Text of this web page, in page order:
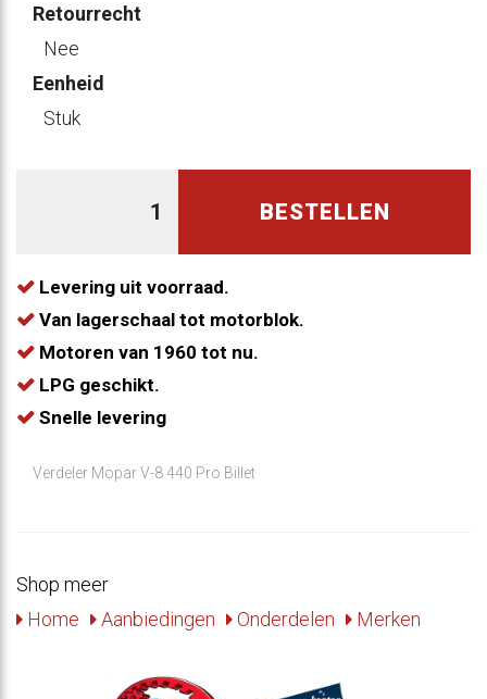
Retourrecht
Nee
Eenheid
Stuk
BESTELLEN
Levering uit voorraad.
Van lagerschaal tot motorblok.
Motoren van 1960 tot nu.
LPG geschikt.
Snelle levering
Verdeler Mopar V-8 440 Pro Billet
Shop meer
Home
Aanbiedingen Onderdelen Merken